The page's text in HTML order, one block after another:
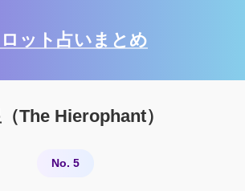
ット占いまとめ
The Hierophant）
No. 5